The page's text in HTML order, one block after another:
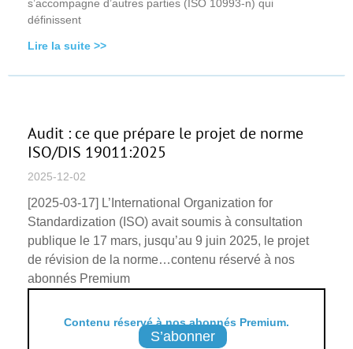
s’accompagne d’autres parties (ISO 10993-n) qui
définissent
Lire la suite >>
Audit : ce que prépare le projet de norme
ISO/DIS 19011:2025
2025-12-02
[2025-03-17] L’International Organization for
Standardization (ISO) avait soumis à consultation
publique le 17 mars, jusqu’au 9 juin 2025, le projet
de révision de la norme…contenu réservé à nos
abonnés Premium
Contenu réservé à nos abonnés Premium.
S’abonner